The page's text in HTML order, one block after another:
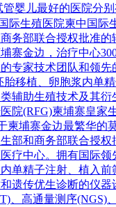
管婴儿最好的医院分别
际生殖医院柬中国际
务部联合授权批准的
寨金边，治疗中心
专家技术团队和领先
胎移植、卵胞浆内单
辅助生殖技术及其衍
院(RFG)柬埔寨皇家
柬埔寨金边最繁华的
部和商务部联合授权
疗中心。拥有国际领
单精子注射、植入前
遗传优生诊断的仪
、高通量测序(NGS)